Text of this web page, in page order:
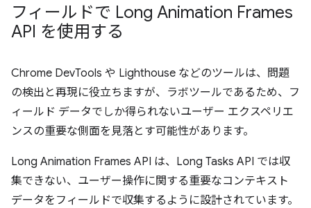
フィールドで Long Animation Frames
API を使用する
Chrome DevTools や Lighthouse などのツールは、問題
の検出と再現に役立ちますが、ラボツールであるため、フ
ィールド データでしか得られないユーザー エクスペリエ
ンスの重要な側面を見落とす可能性があります。
Long Animation Frames API は、Long Tasks API では収
集できない、ユーザー操作に関する重要なコンテキスト
データをフィールドで収集するように設計されています。